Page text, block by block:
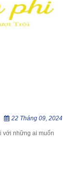
22 Tháng 09, 2024
với những ai muốn